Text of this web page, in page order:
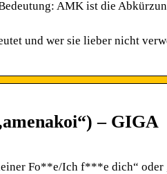
AMK ist die
und wer sie lieber nicht
– GIGA
Fo**e/Ich f***e dich“ oder